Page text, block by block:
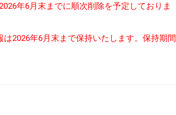
年6月末までに順次削除を予定しておりま
2026年6月末まで保持いたします。保持期間